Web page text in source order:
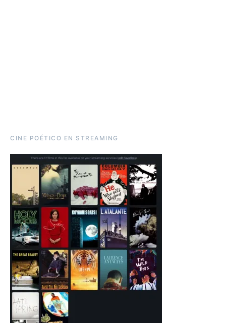
CINE POÉTICO EN STREAMING